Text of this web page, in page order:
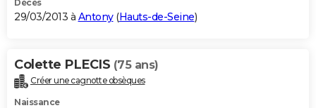
Décès
29/03/2013 à Antony(Hauts-de-Seine)
Colette PLECIS (75 ans)
Créer une cagnotte obsèques
Naissance